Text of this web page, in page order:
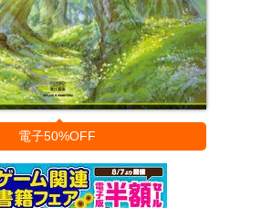
電子50%OFF